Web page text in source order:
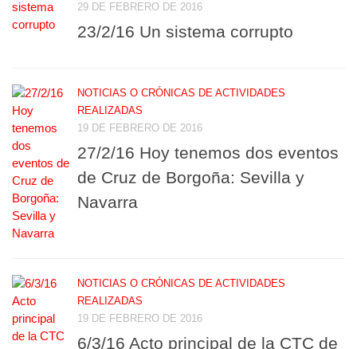
29 DE FEBRERO DE 2016
23/2/16 Un sistema corrupto
NOTICIAS O CRÓNICAS DE ACTIVIDADES
REALIZADAS
19 DE FEBRERO DE 2016
27/2/16 Hoy tenemos dos eventos
de Cruz de Borgoña: Sevilla y
Navarra
NOTICIAS O CRÓNICAS DE ACTIVIDADES
REALIZADAS
19 DE FEBRERO DE 2016
6/3/16 Acto principal de la CTC de